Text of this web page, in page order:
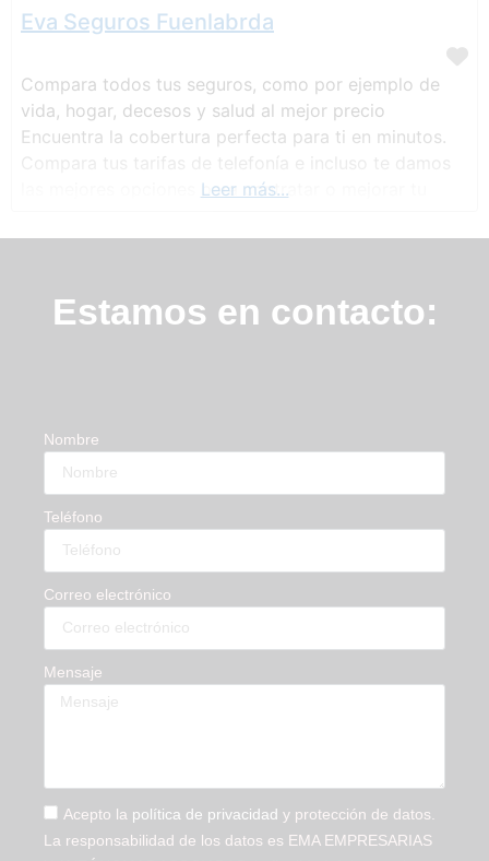
Eva Seguros Fuenlabrda
Compara todos tus seguros, como por ejemplo de
vida, hogar, decesos y salud al mejor precio
Encuentra la cobertura perfecta para ti en minutos.
Compara tus tarifas de telefonía e incluso te damos
las mejores opciones para contratar o mejorar tu
cobertura que mejor se adapta a ti.
Leer más...
Estamos en contacto:
Nombre
Teléfono
Correo electrónico
Mensaje
Acepto la política de privacidad y protección de datos.
La responsabilidad de los datos es EMA EMPRESARIAS